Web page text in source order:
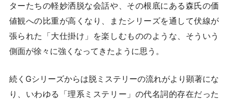
ターたちの軽妙洒脱な会話や、その根底にある森氏の価
値観への比重が高くなり、またシリーズを通して伏線が
張られた「大仕掛け」を楽しむもののような、そういう
側面が徐々に強くなってきたように思う。
続くGシリーズからは脱ミステリーの流れがより顕著にな
り、いわゆる「理系ミステリー」の代名詞的存在だった